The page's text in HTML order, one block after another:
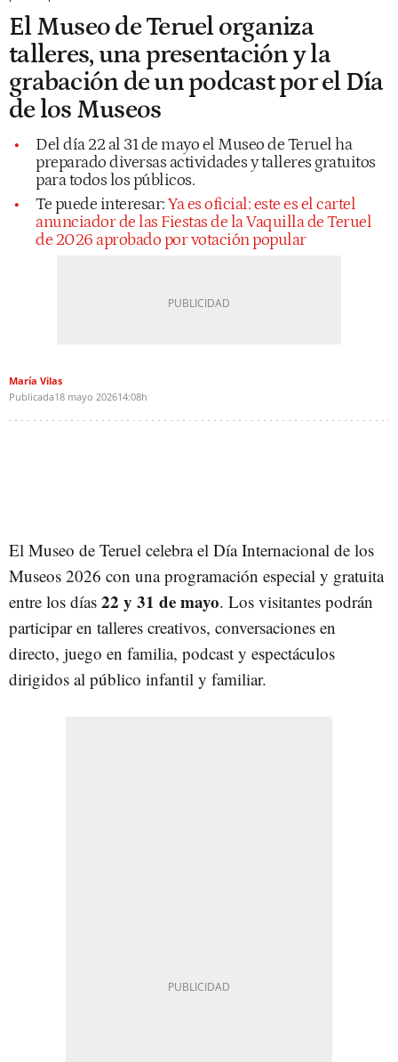
El Museo de Teruel organiza
talleres, una presentación y la
grabación de un podcast por el Día
de los Museos
Del día 22 al 31 de mayo el Museo de Teruel ha
preparado diversas actividades y talleres gratuitos
para todos los públicos.
Te puede interesar:Ya es oficial: este es el cartel
anunciador de las Fiestas de la Vaquilla de Teruel
de 2026 aprobado por votación popular
María Vilas
Publicada18 mayo 202614:08h
El Museo de Teruel celebra el Día Internacional de los
Museos 2026 con una programación especial y gratuita
entre los días 22 y 31 de mayo. Los visitantes podrán
participar en talleres creativos, conversaciones en
directo, juego en familia, podcast y espectáculos
dirigidos al público infantil y familiar.